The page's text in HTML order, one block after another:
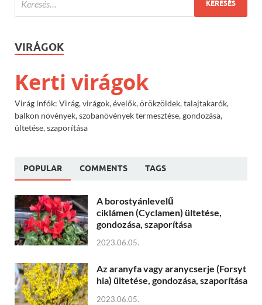
VIRÁGOK
Kerti virágok
Virág infók: Virág, virágok, évelők, örökzöldek, talajtakarók,
balkon növények, szobanövények termesztése, gondozása,
ültetése, szaporítása
POPULAR COMMENTS TAGS
A borostyánlevelű
ciklámen (Cyclamen) ültetése,
gondozása, szaporítása
2023.06.05.
Az aranyfa vagy aranycserje (Forsyt
hia) ültetése, gondozása, szaporítása
2023.06.05.